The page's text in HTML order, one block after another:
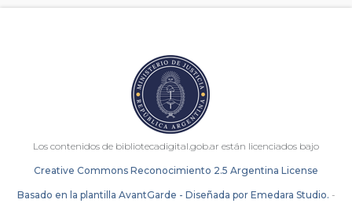
Los contenidos de bibliotecadigital.gob.ar están licenciados bajo
Creative Commons Reconocimiento 2.5 Argentina License
Basado en la plantilla AvantGarde - Diseñada por Emedara Studio. -